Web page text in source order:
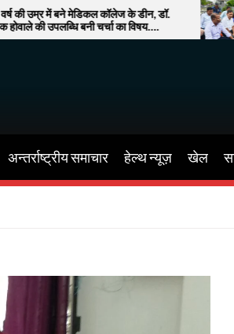
के डीन, डॉ.
का विषय….
सूरत में बाढ़ से
फूटा गुस्सा!
अन्तर्राष्ट्रीय समाचार हेल्थ न्यूज़ खेल